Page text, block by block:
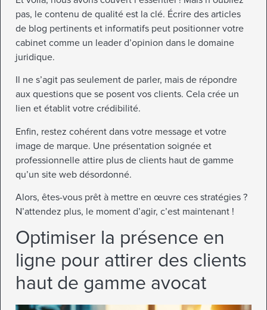
pas, le contenu de qualité est la clé. Écrire des articles
de blog pertinents et informatifs peut positionner votre
cabinet comme un leader d’opinion dans le domaine
juridique.
Il ne s’agit pas seulement de parler, mais de répondre
aux questions que se posent vos clients. Cela crée un
lien et établit votre crédibilité.
Enfin, restez cohérent dans votre message et votre
image de marque. Une présentation soignée et
professionnelle attire plus de clients haut de gamme
qu’un site web désordonné.
Alors, êtes-vous prêt à mettre en œuvre ces stratégies ?
N’attendez plus, le moment d’agir, c’est maintenant !
Optimiser la présence en
ligne pour attirer des clients
haut de gamme avocat